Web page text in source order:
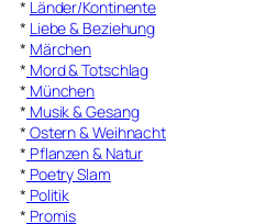
* Länder/Kontinente
* Liebe & Beziehung
* Märchen
* Mord & Totschlag
* München
* Musik & Gesang
* Ostern & Weihnacht
* Pflanzen & Natur
* Poetry Slam
* Politik
* Promis